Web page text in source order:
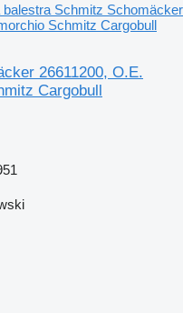
balestra Schmitz Schomäcker
Schmitz Cargobull
26611200, O.E.
Cargobull